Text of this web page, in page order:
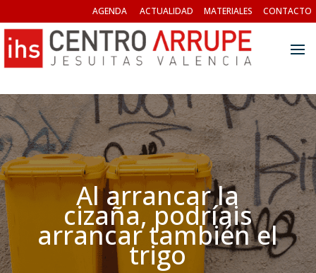
AGENDA ACTUALIDAD MATERIALES CONTACTO
Al arrancar la
cizaña, podríais
arrancar también el
trigo